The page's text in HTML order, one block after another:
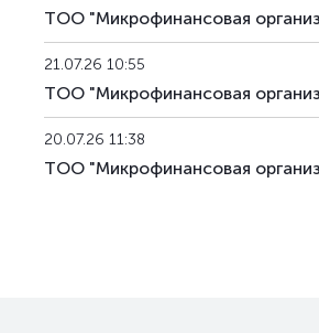
ТОО "Микрофинансовая
21.07.26 10:55
ТОО "Микрофинансовая
20.07.26 11:38
ТОО "Микрофинансовая